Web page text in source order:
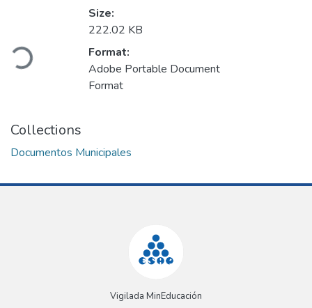
Loading...
Size:
222.02 KB
Format:
Adobe Portable Document
Format
Collections
Documentos Municipales
Vigilada MinEducación